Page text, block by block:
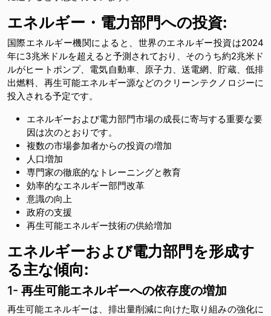
エネルギー・電力部門への投資:
国際エネルギー機関によると、世界のエネルギー投資は2024
年に3兆米ドルを超えると予測されており、そのうち約2兆米ド
ルがヒートポンプ、電気自動車、原子力、送電網、貯蔵、低排
出燃料、再生可能エネルギー源などのクリーンテクノロジーに
投入される予定です。
エネルギーおよび電力部門市場の成長に寄与する重要な要
因は次のとおりです。
複数の市場参加者からの投資の増加
人口増加
専門家の徹底的なトレーニングと教育
効率的なエネルギー部門改革
意識の向上
政府の支援
再生可能エネルギー技術の供給増加
エネルギーおよび電力部門を形成す
る主な傾向:
1- 再生可能エネルギーへの依存度の増加
再生可能エネルギーは、排出量削減に向けた取り組みの強化に